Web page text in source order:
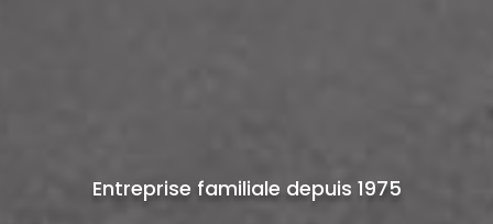
Entreprise familiale depuis 1975